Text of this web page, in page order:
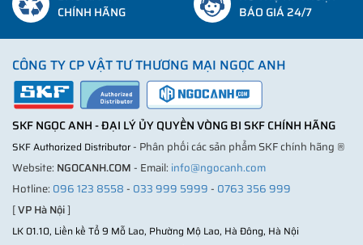
CHÍNH HÃNG
BÁO GIÁ 24/7
CÔNG TY CP VẬT TƯ THƯƠNG MẠI NGỌC ANH
SKF NGỌC ANH - ĐẠI LÝ ỦY QUYỀN VÒNG BI SKF CHÍNH HÃNG
SKF Authorized Distributor- Phân phối các sản phẩm SKF chính hãng ®
Website: NGOCANH.COM- Email: info@ngocanh.com
Hotline: 096 123 8558- 033 999 5999- 0763 356 999
[VP Hà Nội]
LK 01.10, Liền kề Tổ 9 Mỗ Lao, Phường Mộ Lao, Hà Đông, Hà Nội